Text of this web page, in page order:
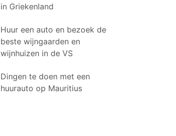
in Griekenland
Huur een auto en bezoek de
beste wijngaarden en
wijnhuizen in de VS
Dingen te doen met een
huurauto op Mauritius